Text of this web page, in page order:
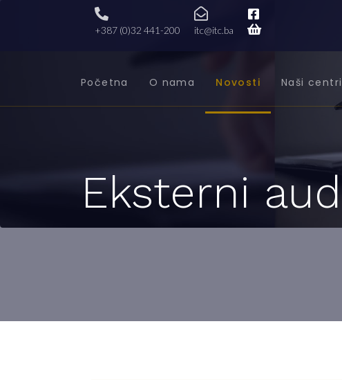
+387 (0)32 441-200 itc@itc.ba
Početna O nama Novosti Naši centri
Eksterni